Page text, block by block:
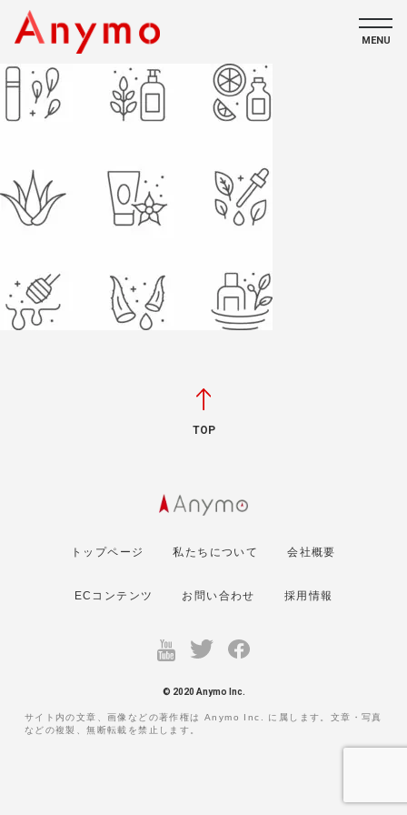
私たちについて
採用情報
CONTACT
MENU
TOP
トップページ 私たちについて 会社概要
ECコンテンツ お問い合わせ 採用情報
© 2020 Anymo Inc.
サイト内の文章、画像などの著作権は Anymo Inc. に属します。文章・写真
などの複製、無断転載を禁止します。